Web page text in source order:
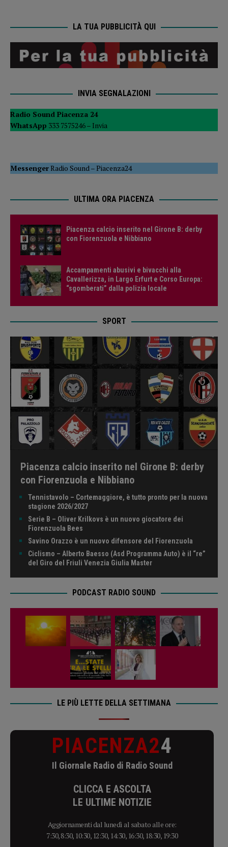
LA TUA PUBBLICITÀ QUI
INVIA SEGNALAZIONI
Radio Sound Piacenza 24
WhatsApp 333 7575246 – Invia
MessengerRadio Sound –Piacenza24
ULTIMA ORA PIACENZA
Piacenza calcio inserito nel Girone B: derby
con Fiorenzuola e Nibbiano
Accampamenti abusivi e bivacchi alla
Cavallerizza, in Largo Erfurt e Corso Europa:
“sgomberati” dalla polizia locale
SPORT
Piacenza calcio inserito nel Girone B: derby
con Fiorenzuola e Nibbiano
Tennistavolo – Cortemaggiore, è tutto pronto per la nuova
stagione 2026/2027
Serie B – Oliver Krilkovs è un nuovo giocatore dei
Fiorenzuola Bees
Savino Orazzo è un nuovo difensore del Fiorenzuola
Ciclismo – Alberto Baesso (Asd Programma Auto) è il “re”
del Giro del Friuli Venezia Giulia Master
PODCAST RADIO SOUND
LE PIÙ LETTE DELLA SETTIMANA
PIACENZA24
Il Giornale Radio di Radio Sound
CLICCA E ASCOLTA
LE ULTIME NOTIZIE
Aggiornamenti dal lunedì al sabato alle ore:
7:30, 8:30, 10:30, 12:30, 14:30, 16:30, 18:30, 19:30